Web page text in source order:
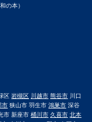
の本）
区岩槻区 川越市 熊谷市 川口
市 狭山市 羽生市鴻巣市 深谷
市 新座市桶川市 久喜市 北本